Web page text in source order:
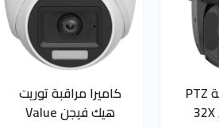
كاميرا مراقبة PTZ
هيك فيجن 32X
كاميرا مراقبة توريت
هيك فيجن Value